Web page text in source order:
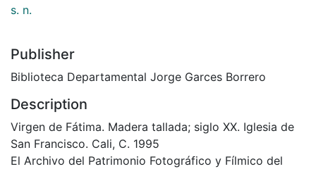
s. n.
Publisher
Biblioteca Departamental Jorge Garces Borrero
Description
Virgen de Fátima. Madera tallada; siglo XX. Iglesia de
San Francisco. Cali, C. 1995
El Archivo del Patrimonio Fotográfico y Fílmico del